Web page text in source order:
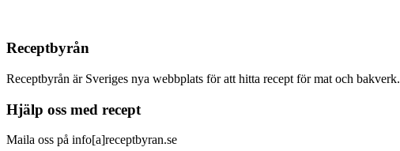
Receptbyrån
Receptbyrån är Sveriges nya webbplats för att hitta recept för mat och bakverk.
Hjälp oss med recept
Maila oss på info[a]receptbyran.se